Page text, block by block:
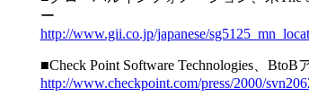
ー
http://www.gii.co.jp/japanese/
■Check Point Software Technologies、
http://www.checkpoint.com/press/2000/